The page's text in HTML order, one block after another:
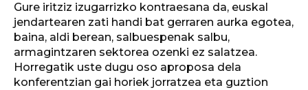
Gure iritziz izugarrizko kontraesana da, euskal
jendartearen zati handi bat gerraren aurka egotea,
baina, aldi berean, salbuespenak salbu,
armagintzaren sektorea ozenki ez salatzea.
Horregatik uste dugu oso aproposa dela
konferentzian gai horiek jorratzea eta guztion